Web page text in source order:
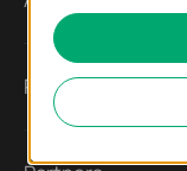
Press